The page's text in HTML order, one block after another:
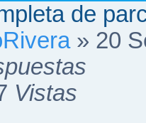
de
» 20
Vistas